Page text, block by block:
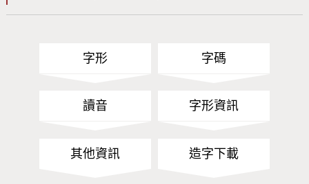
字形 字碼
讀音 字形資訊
其他資訊 造字下載